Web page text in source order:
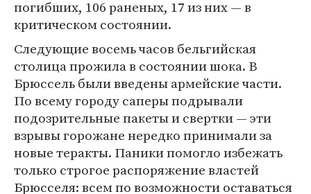
погибших, 106 раненых, 17 из них — в
критическом состоянии.
Следующие восемь часов бельгийская
столица прожила в состоянии шока. В
Брюссель были введены армейские части.
По всему городу саперы подрывали
подозрительные пакеты и свертки — эти
взрывы горожане нередко принимали за
новые теракты. Паники помогло избежать
только строгое распоряжение властей
Брюсселя: всем по возможности оставаться